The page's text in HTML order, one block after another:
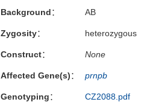
Background： AB
Zygosity： heterozygous
Construct： None
Affected Gene(s)： prnpb
Genotyping： CZ2088.pdf